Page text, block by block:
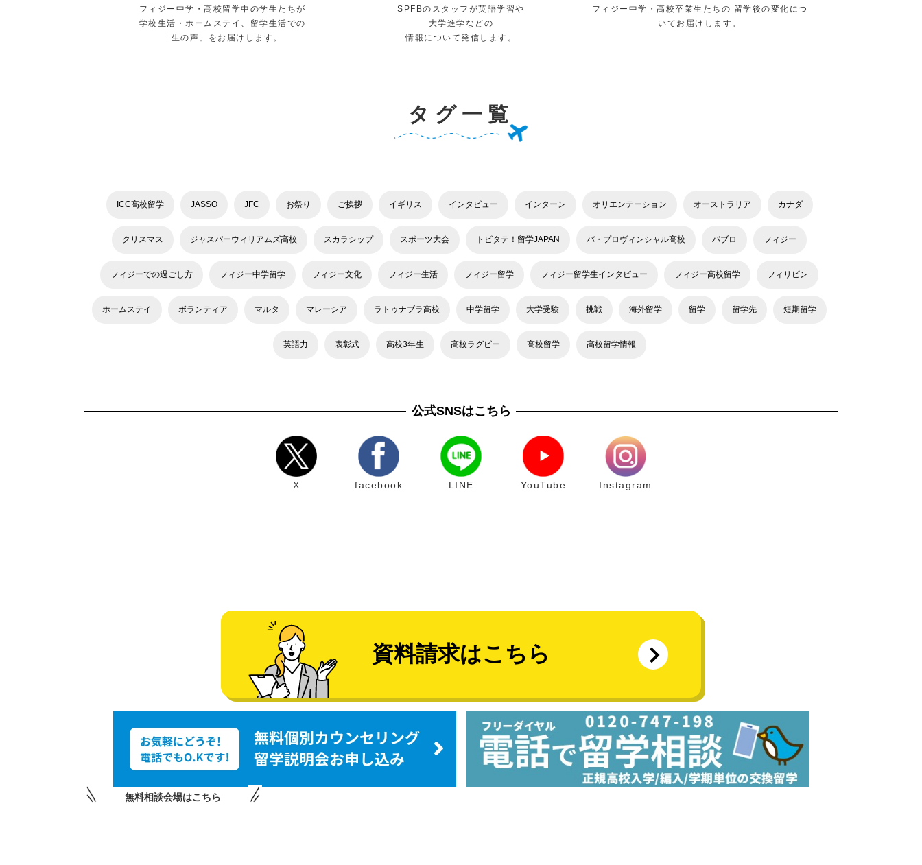
フィジー中学・高校留学中の学生たちが
学校生活・ホームステイ、留学生活での
「生の声」をお届けします。
SPFBのスタッフが英語学習や
大学進学などの
情報について発信します。
フィジー中学・高校卒業生たちの 留学後の変化につ
いてお届けします。
タグ一覧
ICC高校留学 JASSO JFC お祭り ご挨拶 イギリス インタビュー インターン オリエンテーション オーストラリア カナダ
クリスマス ジャスパーウィリアムズ高校 スカラシップ スポーツ大会 トビタテ！留学JAPAN バ・プロヴィンシャル高校 パブロ フィジー
フィジーでの過ごし方 フィジー中学留学 フィジー文化 フィジー生活 フィジー留学 フィジー留学生インタビュー フィジー高校留学 フィリピン
ホームステイ ボランティア マルタ マレーシア ラトゥナブラ高校 中学留学 大学受験 挑戦 海外留学 留学 留学先 短期留学
英語力 表彰式 高校3年生 高校ラグビー 高校留学 高校留学情報
公式SNSはこちら
X facebook LINE YouTube Instagram
資料請求はこちら
無料相談会場はこちら